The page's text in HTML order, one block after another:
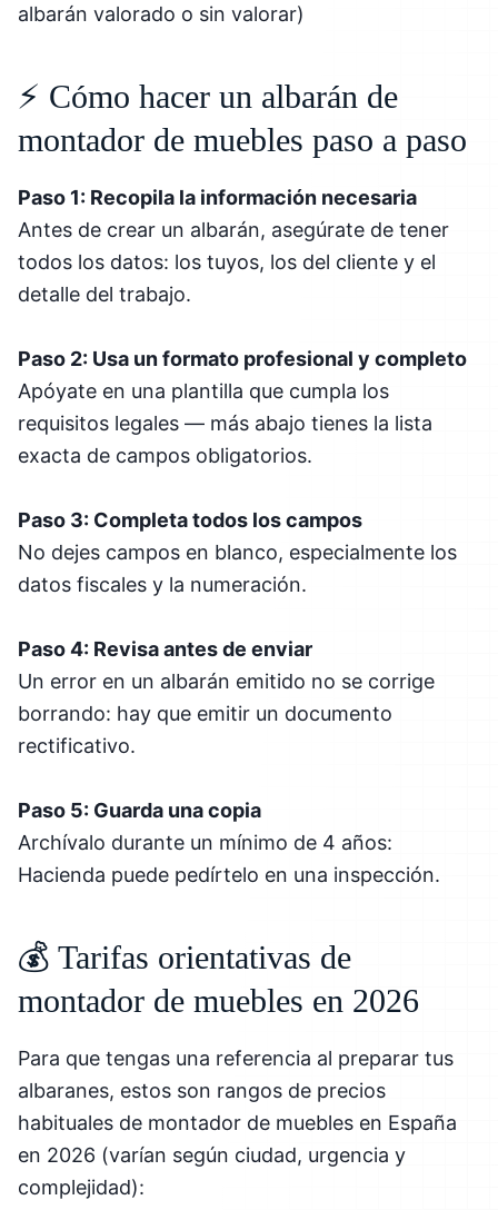
albarán valorado o sin valorar)
⚡ Cómo hacer un albarán de
montador de muebles paso a paso
Paso 1: Recopila la información necesaria
Antes de crear un albarán, asegúrate de tener
todos los datos: los tuyos, los del cliente y el
detalle del trabajo.
Paso 2: Usa un formato profesional y completo
Apóyate en una plantilla que cumpla los
requisitos legales — más abajo tienes la lista
exacta de campos obligatorios.
Paso 3: Completa todos los campos
No dejes campos en blanco, especialmente los
datos fiscales y la numeración.
Paso 4: Revisa antes de enviar
Un error en un albarán emitido no se corrige
borrando: hay que emitir un documento
rectificativo.
Paso 5: Guarda una copia
Archívalo durante un mínimo de 4 años:
Hacienda puede pedírtelo en una inspección.
💰 Tarifas orientativas de
montador de muebles en 2026
Para que tengas una referencia al preparar tus
albaranes, estos son rangos de precios
habituales de montador de muebles en España
en 2026 (varían según ciudad, urgencia y
complejidad):